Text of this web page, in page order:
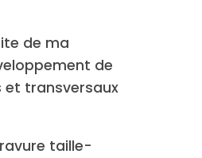
de ma
de
transversaux
taille-